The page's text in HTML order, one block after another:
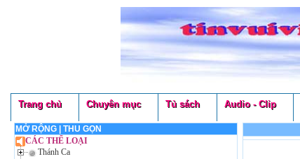
Trang chủ Chuyên mục Tủ sách Audio - Clip
MỞ RỘNG
THU GỌN
CÁC THỂ LOẠI
Thánh Ca